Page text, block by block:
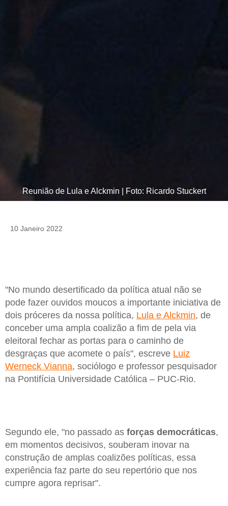
Reunião de Lula e Alckmin | Foto: Ricardo Stuckert
10 Janeiro 2022
"No mundo desertificado da política atual não se
pode fazer ouvidos moucos a importante iniciativa de
dois próceres da nossa política, Lula e Alckmin, de
conceber uma ampla coalizão a fim de pela via
eleitoral fechar as portas para o caminho de
desgraças que acomete o país", escreve Luiz
Werneck Vianna, sociólogo e professor pesquisador
na Pontifícia Universidade Católica – PUC-Rio.
Segundo ele, "no passado as forças democráticas,
em momentos decisivos, souberam inovar na
construção de amplas coalizões políticas, essa
experiência faz parte do seu repertório que nos
cumpre agora reprisar".